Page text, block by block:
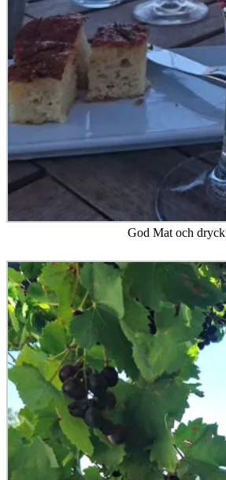
God Mat och dryck